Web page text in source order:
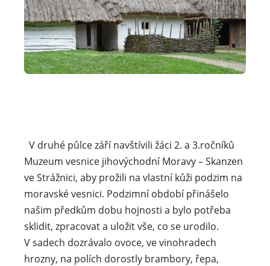
V druhé půlce září navštívili žáci 2. a 3.ročníků
Muzeum vesnice jihovýchodní Moravy – Skanzen
ve Strážnici, aby prožili na vlastní kůži podzim na
moravské vesnici. Podzimní období přinášelo
našim předkům dobu hojnosti a bylo potřeba
sklidit, zpracovat a uložit vše, co se urodilo.
V sadech dozrávalo ovoce, ve vinohradech
hrozny, na polích dorostly brambory, řepa,